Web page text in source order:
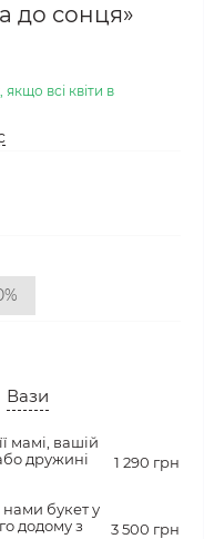
до сонця»
всі квіти в
Вази
мамі, вашій
дружині
1 290 грн
нами букет у
додому з
3 500 грн